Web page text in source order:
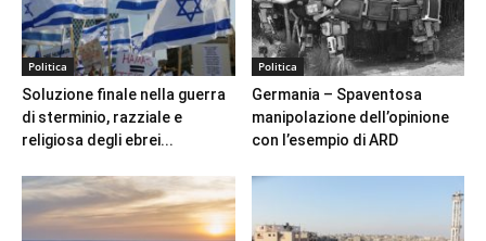
Politica
Soluzione finale nella guerra
di sterminio, razziale e
religiosa degli ebrei...
Politica
Germania – Spaventosa
manipolazione dell’opinione
con l’esempio di ARD